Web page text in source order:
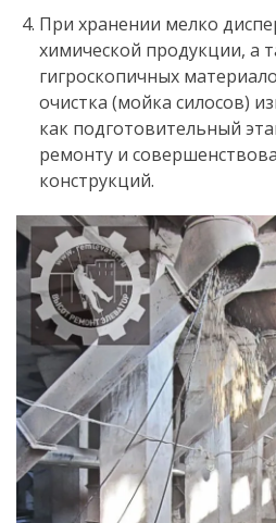
При хранении мелко
химической продукции, а
гигроскопичных
очистка (мойка силосов)
как подготовительный
ремонту и
конструкций.